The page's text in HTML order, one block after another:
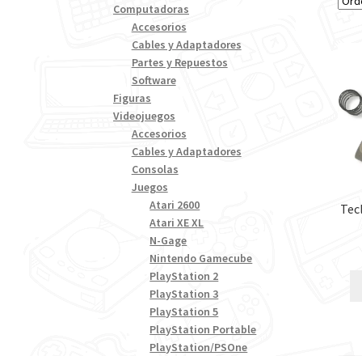
Computadoras
Accesorios
Cables y Adaptadores
Partes y Repuestos
Software
Figuras
Videojuegos
Accesorios
Cables y Adaptadores
Consolas
Juegos
Atari 2600
Atari XE XL
N-Gage
Nintendo Gamecube
PlayStation 2
PlayStation 3
PlayStation 5
PlayStation Portable
PlayStation/PSOne